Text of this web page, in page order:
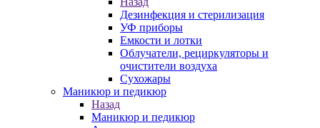
Дезинфекция и стерилизация
УФ приборы
Емкости и лотки
Облучатели, рециркуляторы и
очистители воздуха
Сухожары
Маникюр и педикюр
Назад
Маникюр и педикюр